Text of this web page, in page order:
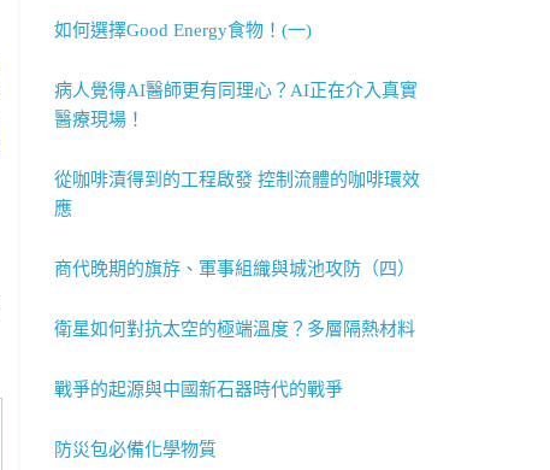
如何選擇Good Energy食物！(一)
病人覺得AI醫師更有同理心？AI正在介入真實
醫療現場！
從咖啡漬得到的工程啟發 控制流體的咖啡環效
應
商代晚期的旗斿、軍事組織與城池攻防（四）
衛星如何對抗太空的極端溫度？多層隔熱材料
戰爭的起源與中國新石器時代的戰爭
防災包必備化學物質